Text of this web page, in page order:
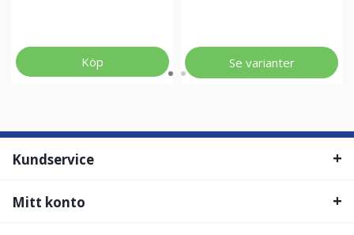
Köp Se varianter
Kundservice
Mitt konto